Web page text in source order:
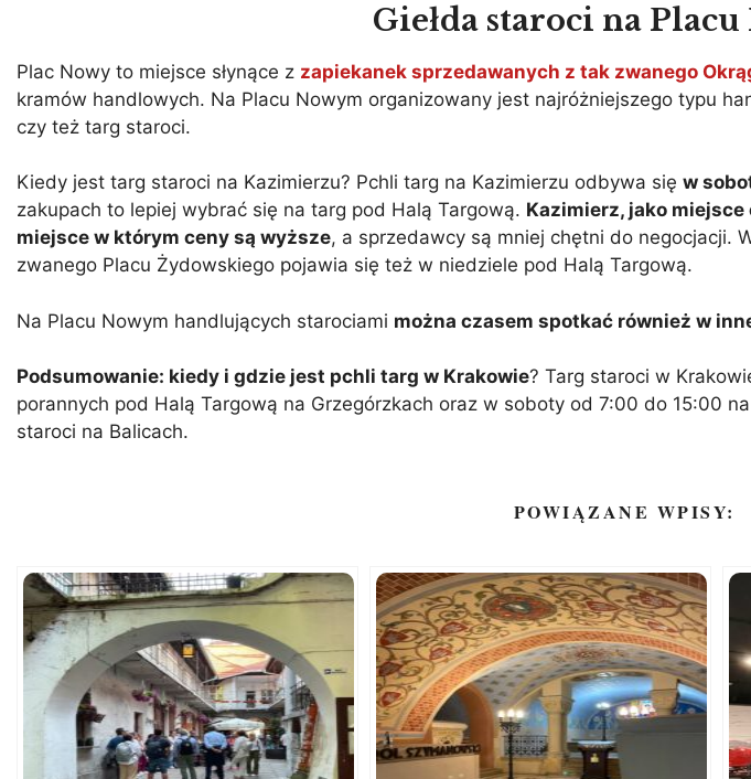
Giełda staroci na
Plac Nowy to miejsce słynące z zapiekanek sprzedawanych z tak zwanego
kramów handlowych. Na Placu Nowym organizowany jest najróżniejszego typu
czy też targ staroci.
Kiedy jest targ staroci na Kazimierzu? Pchli targ na Kazimierzu odbywa się w
zakupach to lepiej wybrać się na targ pod Halą Targową. Kazimierz, jako
miejsce w którym ceny są wyższe, a sprzedawcy są mniej chętni do negocjacji.
zwanego Placu Żydowskiego pojawia się też w niedziele pod Halą Targową.
Na Placu Nowym handlujących starociami można czasem spotkać również w
Podsumowanie: kiedy i gdzie jest pchli targ w Krakowie? Targ staroci w
porannych pod Halą Targową na Grzegórzkach oraz w soboty od 7:00 do 15:00
staroci na Balicach.
POWIĄZANE WPISY: